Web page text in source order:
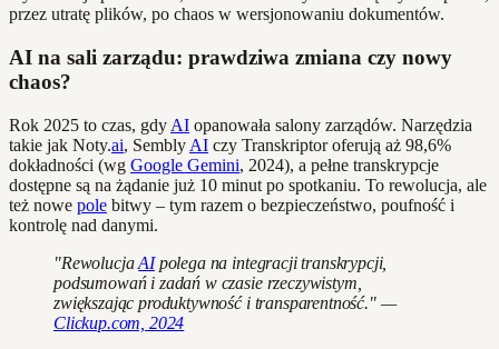
przez utratę plików, po chaos w wersjonowaniu dokumentów.
AI na sali zarządu: prawdziwa zmiana czy nowy
chaos?
Rok 2025 to czas, gdy AI opanowała salony zarządów. Narzędzia
takie jak Noty.ai, Sembly AI czy Transkriptor oferują aż 98,6%
dokładności (wg Google Gemini, 2024), a pełne transkrypcje
dostępne są na żądanie już 10 minut po spotkaniu. To rewolucja, ale
też nowe pole bitwy – tym razem o bezpieczeństwo, poufność i
kontrolę nad danymi.
"RewolucjaAIpolega na integracji transkrypcji,
podsumowań i zadań w czasie rzeczywistym,
zwiększając produktywność i transparentność." —
Clickup.com, 2024